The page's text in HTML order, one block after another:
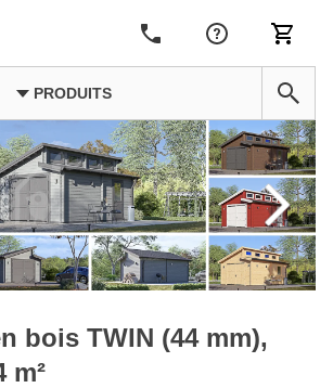
PRODUITS
bois TWIN (44 mm),
m²